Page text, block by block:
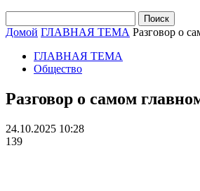
Домой ГЛАВНАЯ ТЕМА Разговор о
ГЛАВНАЯ ТЕМА
Общество
Разговор о самом
24.10.2025 10:28
139